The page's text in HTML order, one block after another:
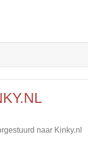
naar Kinky.nl